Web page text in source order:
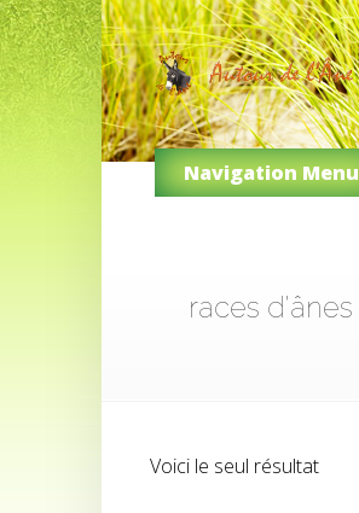
Navigation Menu
races d'ânes
Voici le seul résultat